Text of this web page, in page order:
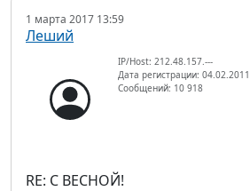
1 марта 2017 13:59
Леший
IP/Host: 212.48.157.---
Дата регистрации: 04.02.2011
Сообщений: 10 918
RE: С ВЕСНОЙ!